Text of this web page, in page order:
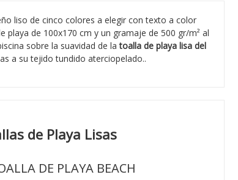
liso de cinco colores a elegir con texto a color
playa de 100x170 cm y un gramaje de 500 gr/m² al
sobre la suavidad de latoalla de playa lisa del
a su tejido tundido aterciopelado..
de Playa Lisas
DE PLAYA BEACH